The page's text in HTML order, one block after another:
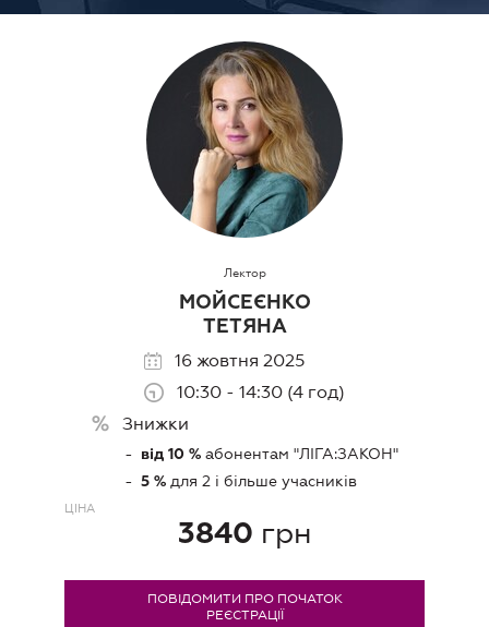
Лектор
МОЙСЕЄНКО
ТЕТЯНА
16 жовтня 2025
10:30 - 14:30 (4 год)
Знижки
від 10 %абонентам "ЛIГА:ЗАКОН"
5 %для 2 і більше учасників
ЦIНА
3840 грн
ПОВІДОМИТИ ПРО ПОЧАТОК
РЕЄСТРАЦІЇ